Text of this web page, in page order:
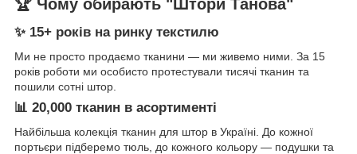
🏆 Чому обирають "Штори Танова"
✨ 15+ років на ринку текстилю
Ми не просто продаємо тканини — ми живемо ними. За 15
років роботи ми особисто протестували тисячі тканин та
пошили сотні штор.
📊 20,000 тканин в асортименті
Найбільша колекція тканин для штор в Україні. До кожної
портьєри підберемо тюль, до кожного кольору — подушки та